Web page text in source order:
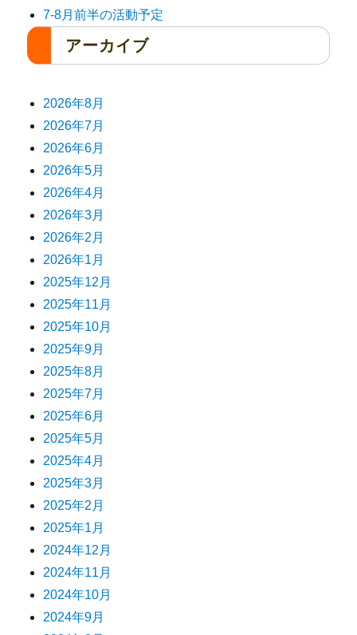
7-8月前半の活動予定
アーカイブ
2026年8月
2026年7月
2026年6月
2026年5月
2026年4月
2026年3月
2026年2月
2026年1月
2025年12月
2025年11月
2025年10月
2025年9月
2025年8月
2025年7月
2025年6月
2025年5月
2025年4月
2025年3月
2025年2月
2025年1月
2024年12月
2024年11月
2024年10月
2024年9月